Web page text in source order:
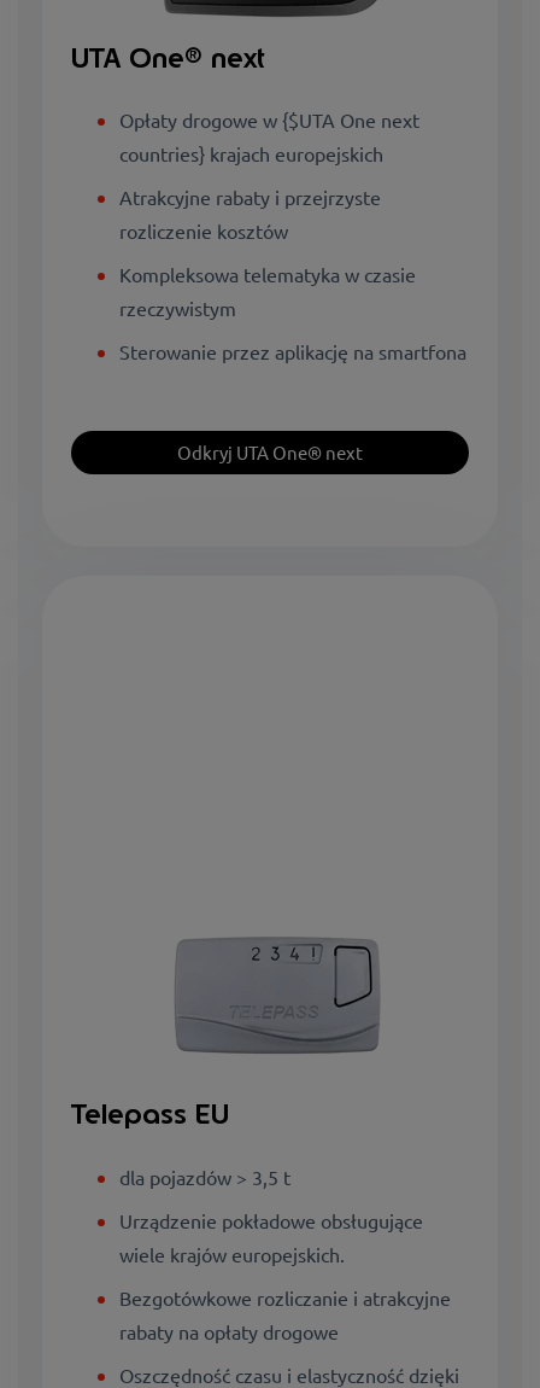
UTA One® next
Opłaty drogowe w {$UTA One next
countries} krajach europejskich
Atrakcyjne rabaty i przejrzyste
rozliczenie kosztów
Kompleksowa telematyka w czasie
rzeczywistym
Sterowanie przez aplikację na smartfona
Odkryj UTA One® next
Telepass EU
dla pojazdów > 3,5 t
Urządzenie pokładowe obsługujące
wiele krajów europejskich.
Bezgotówkowe rozliczanie i atrakcyjne
rabaty na opłaty drogowe
Oszczędność czasu i elastyczność dzięki